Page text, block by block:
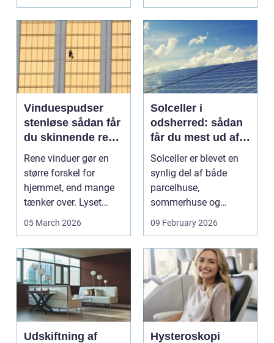
Vinduespudser
stenløse sådan får
du skinnende rene
ruder året rundt
Rene vinduer gør en
større forskel for
hjemmet, end mange
tænker over. Lyset
falder anderledes ind,
05 March 2026
Solceller i
odsherred: sådan
får du mest ud af
solen
Solceller er blevet en
synlig del af både
parcelhuse,
sommerhuse og
mindre erhverv i
Odsherred. Mang...
09 February 2026
Udskiftning af
Hysteroskopi